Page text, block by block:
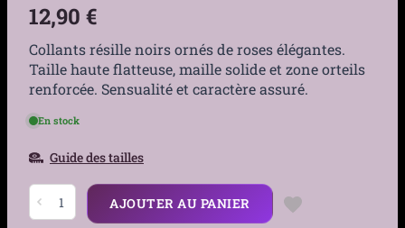
12,90 €
Collants résille noirs ornés de roses élégantes.
Taille haute flatteuse, maille solide et zone orteils
renforcée. Sensualité et caractère assuré.
En stock
Guide des tailles
quantité
de
Collants
AJOUTER AU PANIER